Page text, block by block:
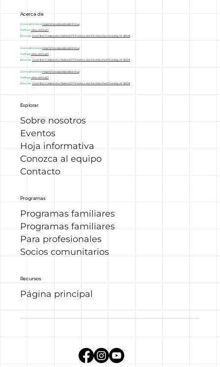
Acerca de
Correo electrónico:HelpMeGrow@oakland.k12.mi.us
Teléfono: +844-456-5437
Dirección:Great Start Collaborative Oakland 2111 Pontiac Lake Rd. Waterford Township, MI 48328
Correo electrónico:HelpMeGrow@oakland.k12.mi.us
Teléfono: +844-456-5437
Dirección:Great Start Collaborative Oakland 2111 Pontiac Lake Rd. Waterford Township, MI 48328
Correo electrónico:HelpMeGrow@oakland.k12.mi.us
Teléfono: +844-456-5437
Dirección:Great Start Collaborative Oakland 2111 Pontiac Lake Rd. Waterford Township, MI 48328
Sobre nosotros
Eventos
Hoja informativa
Conozca al equipo
Contacto
Explorar
Programas familiares
Programas familiares
Para profesionales
Socios comunitarios
Programas
Página principal
Recursos